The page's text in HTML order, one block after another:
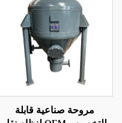
مروحة صناعية قابلة